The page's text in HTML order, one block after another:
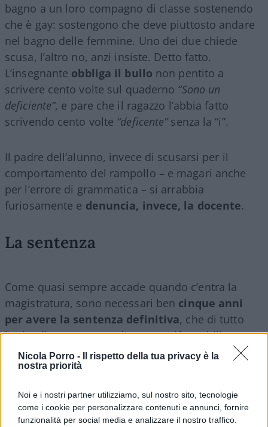
Nicola Porro -
Il rispetto della tua privacy è la
nostra priorità
Noi e i nostri partner utilizziamo, sul nostro sito, tecnologie
come i cookie per personalizzare contenuti e annunci, fornire
funzionalità per social media e analizzare il nostro traffico.
bagno a un loro compagno di classe sostenendo
che è gay: sostengono che deve piuttosto andare
nel bagno delle femmine. Uno dei due chiede
scusa, l’altro no, anzi insiste. Detto fatto.
L’insegnante obbliga il bullo non pentito a
scrivere cento volte sul quaderno “Sono un
deficiente”, e pare che il ragazzo l’abbia fatto
scrivendo cento volte “deficente”senza la “i”.
Il padre dell’alunno, invece di scusarsi per il
comportamento del rampollo – e magari anche
per l’errore di grammatica – si arrabbia
furiosamente e denuncia, invece, la docente.
La sentenza
Come quasi sempre accade quando c’entra la
magistratura, sono necessari ben cinque anni
per avere la sentenza definitiva, che di tutto
l’episodio rappresenta l’aspetto più strabiliante.
Condannata è la professoressa: 15 giorni di
perché nel frattempo ha raggiunto il
pensionamento). La sentenza, addirittura